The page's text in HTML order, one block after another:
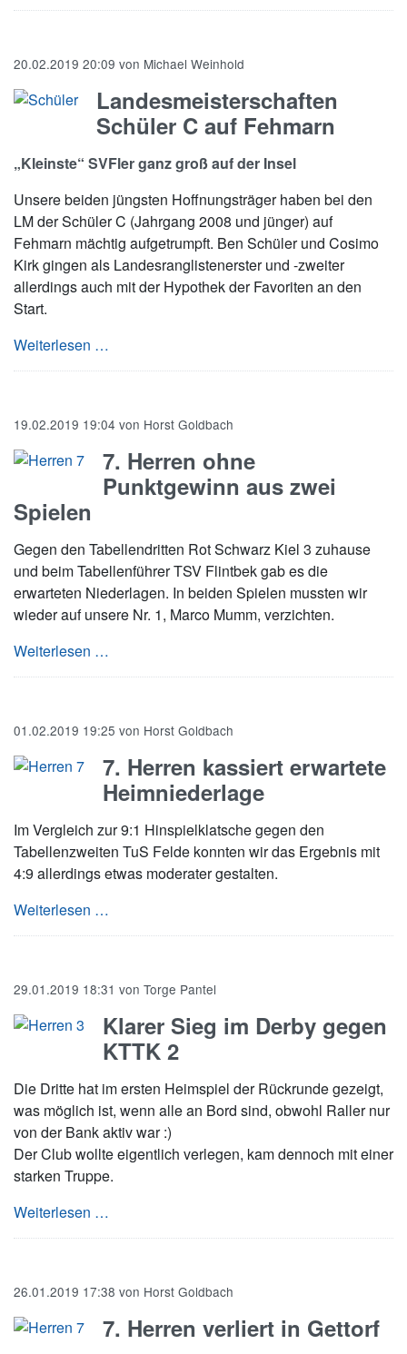
20.02.2019 20:09 von Michael Weinhold
Landesmeisterschaften
Schüler C auf Fehmarn
„Kleinste“ SVFler ganz groß auf der Insel
Unsere beiden jüngsten Hoffnungsträger haben bei den
LM der Schüler C (Jahrgang 2008 und jünger) auf
Fehmarn mächtig aufgetrumpft. Ben Schüler und Cosimo
Kirk gingen als Landesranglistenerster und -zweiter
allerdings auch mit der Hypothek der Favoriten an den
Start.
Weiterlesen …
19.02.2019 19:04 von Horst Goldbach
7. Herren ohne
Punktgewinn aus zwei
Spielen
Gegen den Tabellendritten Rot Schwarz Kiel 3 zuhause
und beim Tabellenführer TSV Flintbek gab es die
erwarteten Niederlagen. In beiden Spielen mussten wir
wieder auf unsere Nr. 1, Marco Mumm, verzichten.
Weiterlesen …
01.02.2019 19:25 von Horst Goldbach
7. Herren kassiert erwartete
Heimniederlage
Im Vergleich zur 9:1 Hinspielklatsche gegen den
Tabellenzweiten TuS Felde konnten wir das Ergebnis mit
4:9 allerdings etwas moderater gestalten.
Weiterlesen …
29.01.2019 18:31 von Torge Pantel
Klarer Sieg im Derby gegen
KTTK 2
Die Dritte hat im ersten Heimspiel der Rückrunde gezeigt,
was möglich ist, wenn alle an Bord sind, obwohl Raller nur
von der Bank aktiv war :)
Der Club wollte eigentlich verlegen, kam dennoch mit einer
starken Truppe.
Weiterlesen …
26.01.2019 17:38 von Horst Goldbach
7. Herren verliert in Gettorf